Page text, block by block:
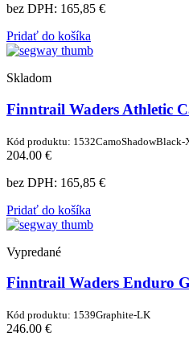
bez DPH: 165,85 €
Pridať do košíka
Skladom
Finntrail Waders Athletic
Kód produktu: 1532CamoShadowBlack-
204.00 €
bez DPH: 165,85 €
Pridať do košíka
Vypredané
Finntrail Waders Enduro
Kód produktu: 1539Graphite-LK
246.00 €